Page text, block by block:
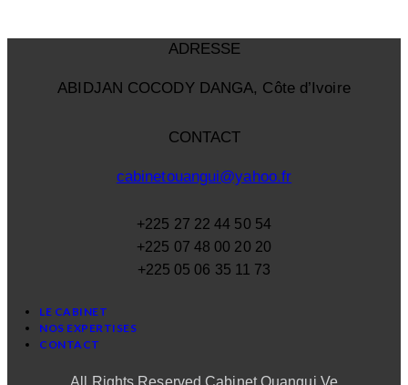
ADRESSE
ABIDJAN COCODY DANGA, Côte d’Ivoire
CONTACT
cabinetouangui@yahoo.fr
+225 27 22 44 50 54
+225 07 48 00 20 20
+225 05 06 35 11 73
LE CABINET
NOS EXPERTISES
CONTACT
All Rights Reserved Cabinet Ouangui Ve.